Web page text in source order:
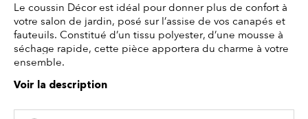
Le coussin Décor est idéal pour donner plus de confort à
votre salon de jardin, posé sur l’assise de vos canapés et
fauteuils. Constitué d’un tissu polyester, d’une mousse à
séchage rapide, cette pièce apportera du charme à votre
ensemble.
Voir la description